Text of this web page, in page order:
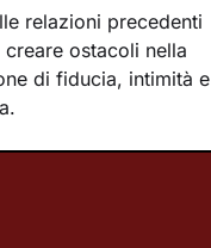
relazioni precedenti
creare ostacoli nella
di fiducia, intimità e